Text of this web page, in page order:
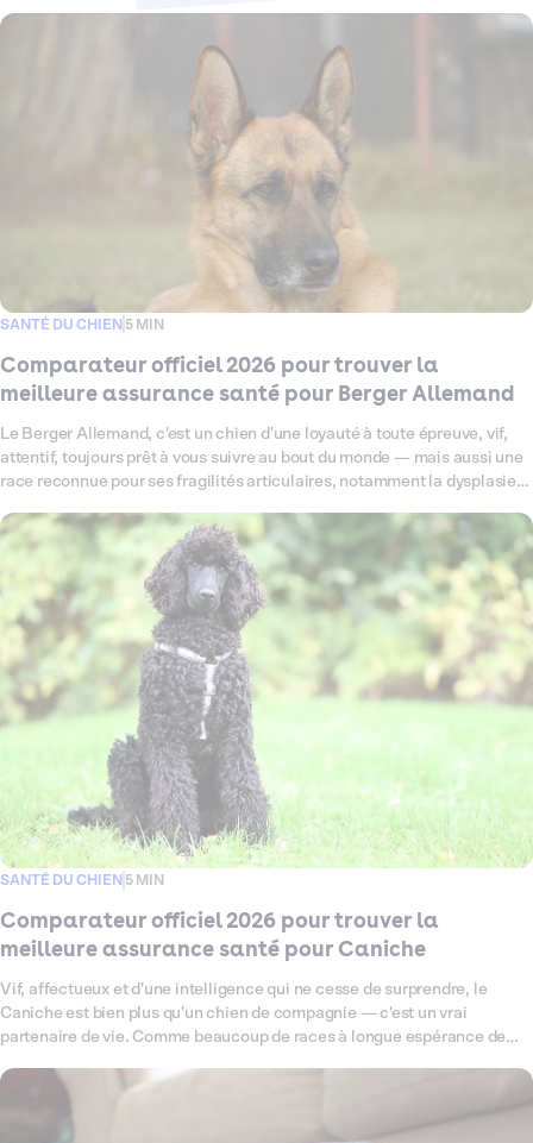
SANTÉ DU CHIEN 5 MIN
Comparateur officiel 2026 pour trouver la
meilleure assurance santé pour Berger Allemand
Le Berger Allemand, c'est un chien d'une loyauté à toute épreuve, vif,
attentif, toujours prêt à vous suivre au bout du monde — mais aussi une
race reconnue pour ses fragilités articulaires, notamment la dysplasie
2026 sur toutes les offres d'assurance santé disponibles pour votre
Berger Allemand, pour vous aider à trouver celle qui lui correspond
vraiment. Garanties, tarifs, exclusions : on décrypte tout, sans jargon,
pour que vous puissiez choisir sereinement.
SANTÉ DU CHIEN 5 MIN
Comparateur officiel 2026 pour trouver la
meilleure assurance santé pour Caniche
Vif, affectueux et d'une intelligence qui ne cesse de surprendre, le
Caniche est bien plus qu'un chien de compagnie — c'est un vrai
partenaire de vie. Comme beaucoup de races à longue espérance de
articulaires, affections oculaires ou encore otites à répétition, autant de
comparateur fait le point en 2026 sur les meilleures assurances santé